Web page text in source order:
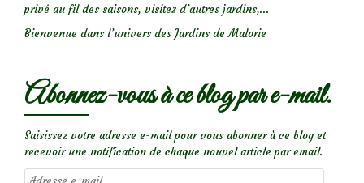
privé au fil des saisons, visitez d’autres jardins,...
Bienvenue dans l’univers des Jardins de Malorie
Abonnez-vous à ce blog par e-mail.
Saisissez votre adresse e-mail pour vous abonner à ce blog et
recevoir une notification de chaque nouvel article par email.
Adresse